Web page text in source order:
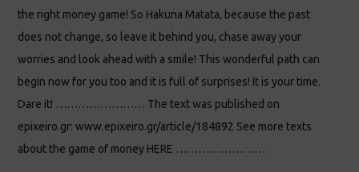
the right money game! So Hakuna Matata, because the past
does not change, so leave it behind you, chase away your
worries and look ahead with a smile! This wonderful path can
begin now for you too and it is full of surprises! It is your time.
Dare it! …………………… The text was published on
epixeiro.gr: www.epixeiro.gr/article/184892 See more texts
about the game of money HERE ……………………